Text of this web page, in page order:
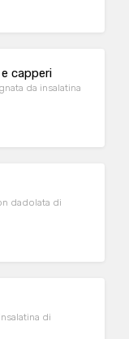
capperi
da insalatina
dadolata di
di